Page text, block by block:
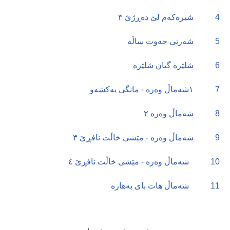
4 شیرەکەم لێ دەڕژێ ٣
5 شەرتی حەوت ساڵە
6 شلێرە گیان شلێرە
7 ١شەماڵ وەرە - مانگی یەکشەو
8 شەماڵ وەرە ٢
9 شەماڵ وەرە - مێشی خاڵت نافڕێ ٣
10 شەماڵ وەرە - مێشی خاڵت نافڕێ ٤
11 شەماڵ هات بای بەهارە